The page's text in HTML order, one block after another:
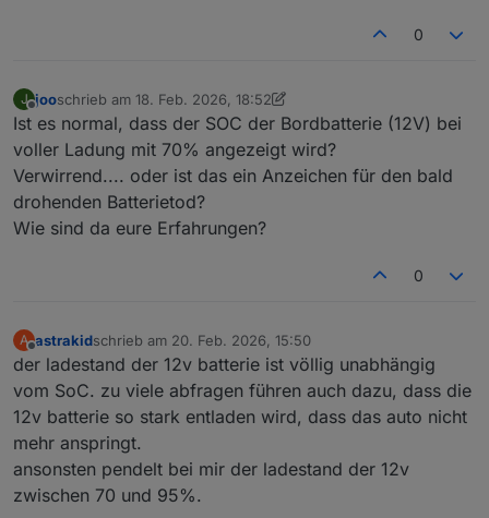
0
J jooschrieb am 18. Feb. 2026, 18:52
zuletzt editiert von joo
Ist es normal, dass der SOC der Bordbatterie (12V) bei
voller Ladung mit 70% angezeigt wird?
Verwirrend.... oder ist das ein Anzeichen für den bald
drohenden Batterietod?
Wie sind da eure Erfahrungen?
0
A
Offline
astrakidschrieb am 20. Feb. 2026, 15:50
zuletzt editiert von
der ladestand der 12v batterie ist völlig unabhängig
vom SoC. zu viele abfragen führen auch dazu, dass die
12v batterie so stark entladen wird, dass das auto nicht
mehr anspringt.
ansonsten pendelt bei mir der ladestand der 12v
zwischen 70 und 95%.